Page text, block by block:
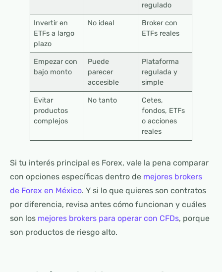
regulado
Invertir en
ETFs a largo
plazo
No ideal
Broker con
ETFs reales
Empezar con
bajo monto
Puede
parecer
accesible
Plataforma
regulada y
simple
Evitar
productos
complejos
No tanto
Cetes,
fondos, ETFs
o acciones
reales
Si tu interés principal es Forex, vale la pena comparar
con opciones específicas dentro de mejores brokers
de Forex en México. Y si lo que quieres son contratos
por diferencia, revisa antes cómo funcionan y cuáles
son los mejores brokers para operar con CFDs, porque
son productos de riesgo alto.